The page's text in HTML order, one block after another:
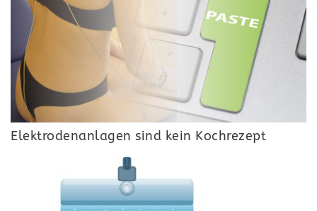
Elektrodenanlagen sind kein Kochrezept